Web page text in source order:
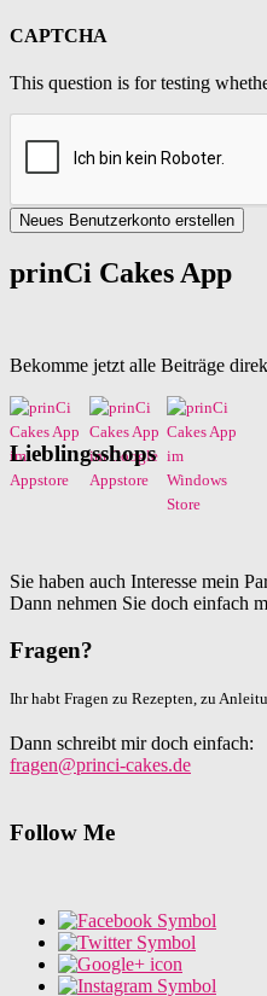
CAPTCHA
This question is for testing
Neues Benutzerkonto erstellen
prinCi Cakes App
Bekomme jetzt alle Beiträge
Lieblingsshops
Sie haben auch Interesse mein
Dann nehmen Sie doch einfach
Fragen?
Ihr habt Fragen zu Rezepten, zu
Dann schreibt mir doch einfach:
fragen@princi-cakes.de
Follow Me